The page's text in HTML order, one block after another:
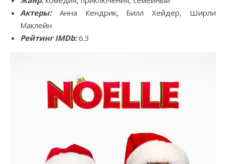
Актеры:Анна Кендрик, Билл Хейдер, Ширли
Маклейн
Рейтинг IMDb:6.3